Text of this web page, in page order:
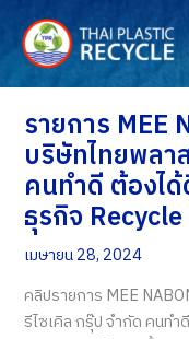
content
รายการ
บริษัทไทยพลา
คนทำดี ต้องได้
ธุรกิจ Recycle
เมษายน 28, 2024
คลิปรายการ MEE
รีไซเคิล กรุ๊ป จำกัด คนท